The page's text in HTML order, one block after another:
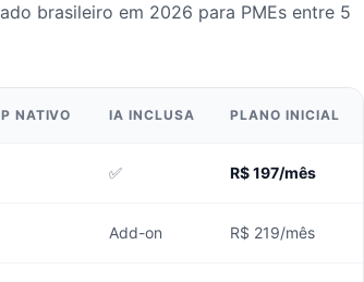
brasileiro em 2026 para PMEs entre 5
NATIVO IA INCLUSA PLANO INICIAL
✅ R$ 197/mês
Add-on R$ 219/mês